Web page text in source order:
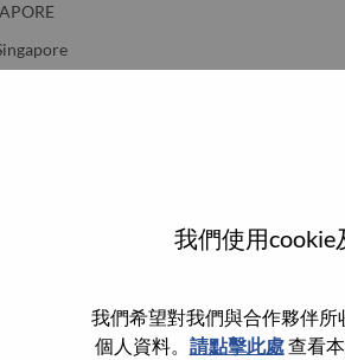
我們使用
我們希望對我們與合作夥伴
個人資料。 請點擊此處查看
月 3, 2026
Singapore - Singapore
Singapore - SINGAPORE
工作的好處
We do what we say. We own what